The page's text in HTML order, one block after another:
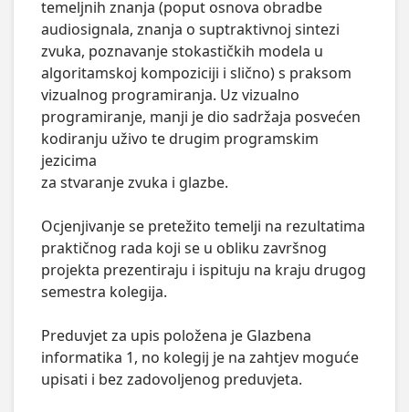
temeljnih znanja (poput osnova obradbe
audiosignala, znanja o suptraktivnoj sintezi
zvuka, poznavanje stokastičkih modela u
algoritamskoj kompoziciji i slično) s praksom
vizualnog programiranja. Uz vizualno
programiranje, manji je dio sadržaja posvećen
kodiranju uživo te drugim programskim
jezicima
za stvaranje zvuka i glazbe.
Ocjenjivanje se pretežito temelji na rezultatima
praktičnog rada koji se u obliku završnog
projekta prezentiraju i ispituju na kraju drugog
semestra kolegija.
Preduvjet za upis položena je Glazbena
informatika 1, no kolegij je na zahtjev moguće
upisati i bez zadovoljenog preduvjeta.